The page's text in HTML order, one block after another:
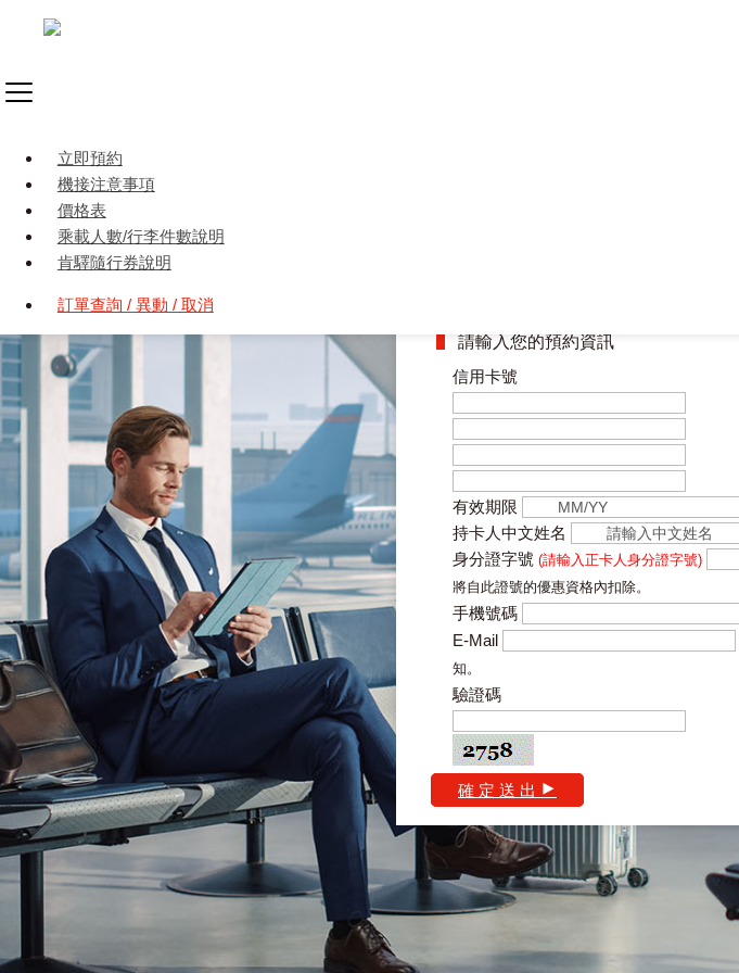
立即預約
機接注意事項
價格表
乘載人數/行李件數說明
肯驛隨行券說明
訂單查詢 / 異動 / 取消
請輸入您的預約資訊
信用卡號
有效期限
持卡人中文姓名
身分證字號 (請輸入正卡人身分證字號)
將自此證號的優惠資格內扣除。
手機號碼
E-Mail
知。
驗證碼
確 定 送 出